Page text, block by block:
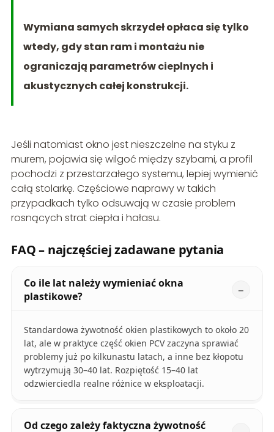
Wymiana samych skrzydeł opłaca się tylko
wtedy, gdy stan ram i montażu nie
ograniczają parametrów cieplnych i
akustycznych całej konstrukcji.
Jeśli natomiast okno jest nieszczelne na styku z
murem, pojawia się wilgoć między szybami, a profil
pochodzi z przestarzałego systemu, lepiej wymienić
całą stolarkę. Częściowe naprawy w takich
przypadkach tylko odsuwają w czasie problem
rosnących strat ciepła i hałasu.
FAQ – najczęściej zadawane pytania
Co ile lat należy wymieniać okna
plastikowe?
Standardowa żywotność okien plastikowych to około 20
lat, ale w praktyce część okien PCV zaczyna sprawiać
problemy już po kilkunastu latach, a inne bez kłopotu
wytrzymują 30–40 lat. Rozpiętość 15–40 lat
odzwierciedla realne różnice w eksploatacji.
Od czego zależy faktyczna żywotność